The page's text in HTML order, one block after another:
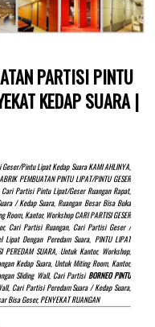
PARTISI PINTU
KEDAP SUARA |
pintu Lipat Kedap Suara KAMI AHLINYA,
PEMBUATAN PINTU LIPAT/PINTU GESER
Partisi Pintu Lipat/Geser Ruangan Rapat,
/ Kedap Suara, Ruangan Besar Bisa Buka
Kantor, Workshop CARI PARTISI GESER
Cari Partisi Ruangan, Cari Partisi Geser /
Dengan Peredam Suara, PINTU LIPAT
SUARA, Untuk Kantor, Workshop,
Kedap Suara, Untuk Miting Room, Kantor,
Sliding Wall, Cari PartisiBORNEO PINTU
Cari Partisi Peredam Suara / Kedap Suara,
Bisa Geser, PENYEKAT RUANGAN